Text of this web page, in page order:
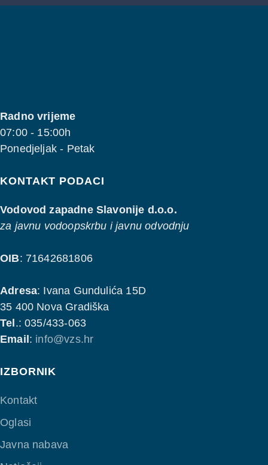
Radno vrijeme
07:00 - 15:00h
Ponedjeljak - Petak
KONTAKT PODACI
Vodovod zapadne Slavonije d.o.o.
za javnu vodoopskrbu i javnu odvodnju
OIB: 71642681806
Adresa: Ivana Gundulića 15D
35 400 Nova Gradiška
Tel.: 035/433-063
Email: info@vzs.hr
IZBORNIK
Kontakt
Oglasi
Javna nabava